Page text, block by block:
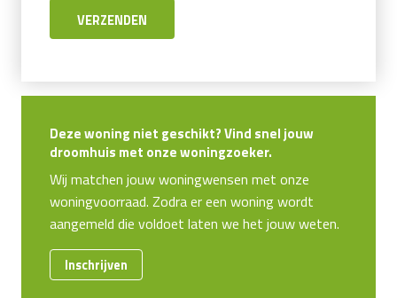
Deze woning niet geschikt? Vind snel jouw
droomhuis met onze woningzoeker.
Wij matchen jouw woningwensen met onze
woningvoorraad. Zodra er een woning wordt
aangemeld die voldoet laten we het jouw weten.
Inschrijven